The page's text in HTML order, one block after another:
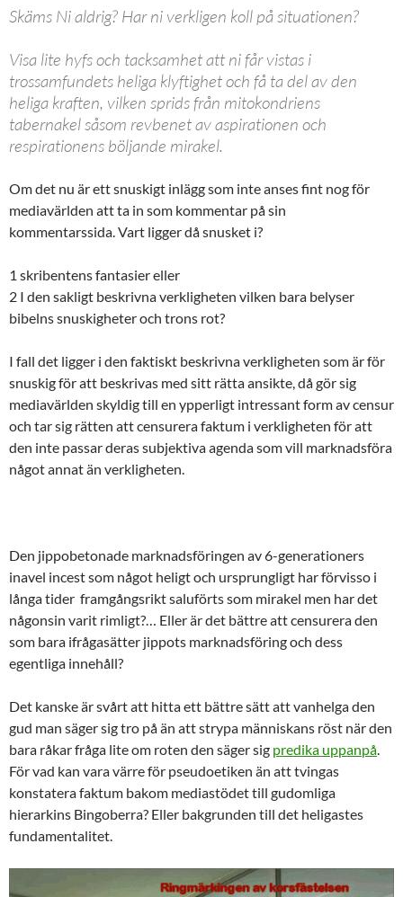
Skäms Ni aldrig? Har ni verkligen koll på situationen?
Visa lite hyfs och tacksamhet att ni får vistas i
trossamfundets heliga klyftighet och få ta del av den
heliga kraften, vilken sprids från mitokondriens
tabernakel såsom revbenet av aspirationen och
respirationens böljande mirakel.
Om det nu är ett snuskigt inlägg som inte anses fint nog för
mediavärlden att ta in som kommentar på sin
kommentarssida. Vart ligger då snusket i?
1 skribentens fantasier eller
2 I den sakligt beskrivna verkligheten vilken bara belyser
bibelns snuskigheter och trons rot?
I fall det ligger i den faktiskt beskrivna verkligheten som är för
snuskig för att beskrivas med sitt rätta ansikte, då gör sig
mediavärlden skyldig till en ypperligt intressant form av censur
och tar sig rätten att censurera faktum i verkligheten för att
den inte passar deras subjektiva agenda som vill marknadsföra
något annat än verkligheten.
Den jippobetonade marknadsföringen av 6-generationers
inavel incest som något heligt och ursprungligt har förvisso i
långa tider framgångsrikt saluförts som mirakel men har det
någonsin varit rimligt?… Eller är det bättre att censurera den
som bara ifrågasätter jippots marknadsföring och dess
egentliga innehåll?
Det kanske är svårt att hitta ett bättre sätt att vanhelga den
gud man säger sig tro på än att strypa människans röst när den
bara råkar fråga lite om roten den säger sig predika uppanpå.
För vad kan vara värre för pseudoetiken än att tvingas
konstatera faktum bakom mediastödet till gudomliga
hierarkins Bingoberra? Eller bakgrunden till det heligastes
fundamentalitet.